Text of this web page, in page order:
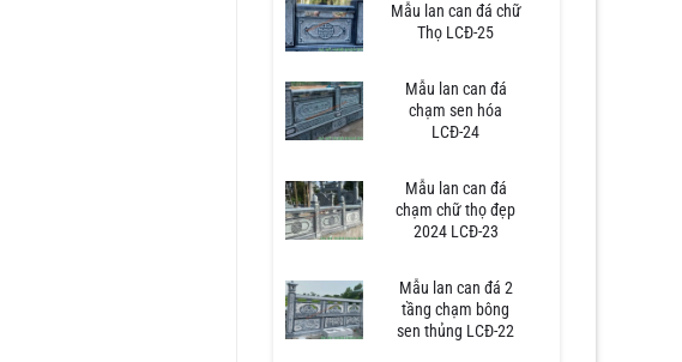
Mẫu lan can đá chữ
Thọ LCĐ-25
Mẫu lan can đá
chạm sen hóa
LCĐ-24
Mẫu lan can đá
chạm chữ thọ đẹp
2024 LCĐ-23
Mẫu lan can đá 2
tầng chạm bông
sen thủng LCĐ-22